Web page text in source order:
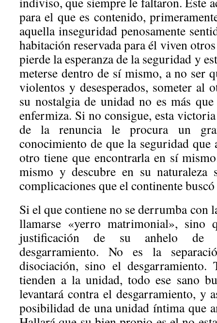
para el que es contenido,
aquella inseguridad penosamente
habitación reservada para él viven
pierde la esperanza de la seguridad y
meterse dentro de sí mismo, a no ser
violentos y desesperados, someter al
su nostalgia de unidad no es más
enfermiza. Si no consigue, esta
de la renuncia le procura un
conocimiento de que la seguridad que
otro tiene que encontrarla en sí
mismo y descubre en su naturaleza
complicaciones que el continente
Si el que contiene no se derrumba con
llamarse «yerro matrimonial», sino
justificación de su anhelo de
desgarramiento. No es la
disociación, sino el desgarramiento.
tienden a la unidad, todo ese sano
levantará contra el desgarramiento, y
posibilidad de una unidad íntima que